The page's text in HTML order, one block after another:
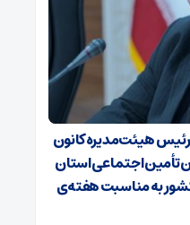
هیئت‌مدیره کانون
تأمین اجتماعی استان
به مناسبت هفته‌ی